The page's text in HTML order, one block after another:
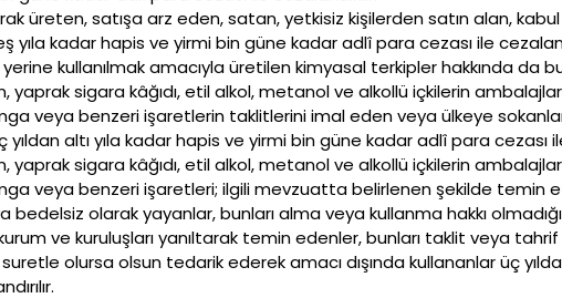
üreten, satışa arz eden, satan, yetkisiz kişilerden satın alan,
yıla kadar hapis ve yirmi bin güne kadar adlî para cezası ile
kullanılmak amacıyla üretilen kimyasal terkipler hakkında da
yaprak sigara kâğıdı, etil alkol, metanol ve alkollü içkilerin
veya benzeri işaretlerin taklitlerini imal eden veya ülkeye
altı yıla kadar hapis ve yirmi bin güne kadar adlî para cezası ile
yaprak sigara kâğıdı, etil alkol, metanol ve alkollü içkilerin
veya benzeri işaretleri; ilgili mevzuatta belirlenen şekilde temin
bedelsiz olarak yayanlar, bunları alma veya kullanma hakkı
ve kuruluşları yanıltarak temin edenler, bunları taklit veya
olursa olsun tedarik ederek amacı dışında kullananlar üç